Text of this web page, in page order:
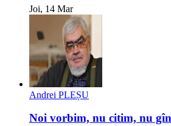
Joi, 14 Mar
Andrei PLEȘU
Noi vorbim, nu citim, nu